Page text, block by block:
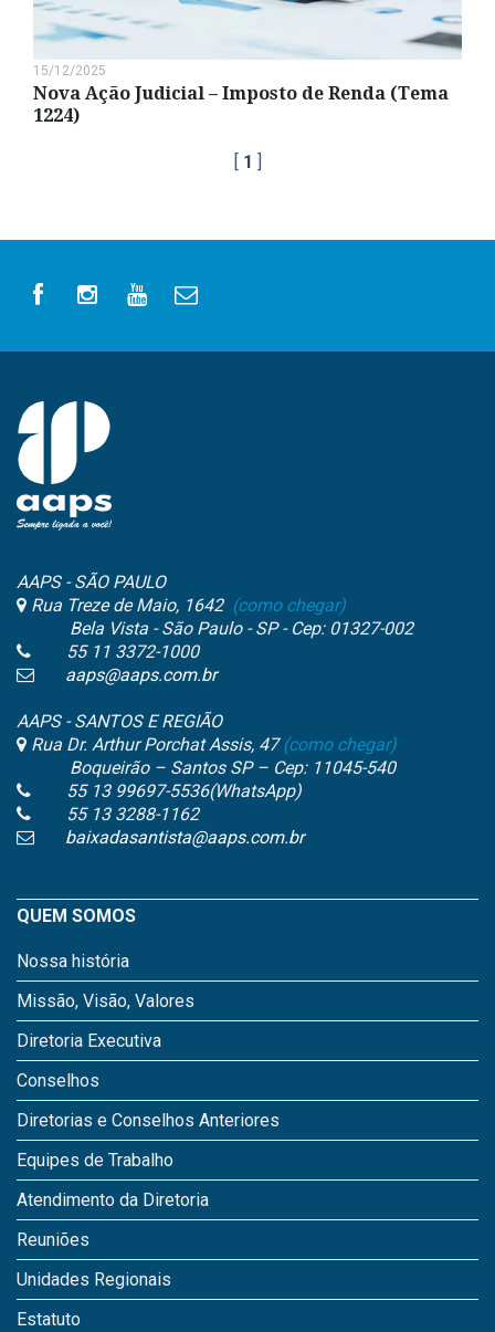
15/12/2025
Nova Ação Judicial – Imposto de Renda (Tema
1224)
[ 1 ]
AAPS - SÃO PAULO
Rua Treze de Maio, 1642 (como chegar)
Bela Vista - São Paulo - SP - Cep: 01327-002
55 11 3372-1000
aaps@aaps.com.br
AAPS - SANTOS E REGIÃO
Rua Dr. Arthur Porchat Assis, 47(como chegar)
Boqueirão – Santos SP – Cep: 11045-540
55 13 99697-5536(WhatsApp)
55 13 3288-1162
baixadasantista@aaps.com.br
QUEM SOMOS
Nossa história
Missão, Visão, Valores
Diretoria Executiva
Conselhos
Diretorias e Conselhos Anteriores
Equipes de Trabalho
Atendimento da Diretoria
Reuniões
Unidades Regionais
Estatuto